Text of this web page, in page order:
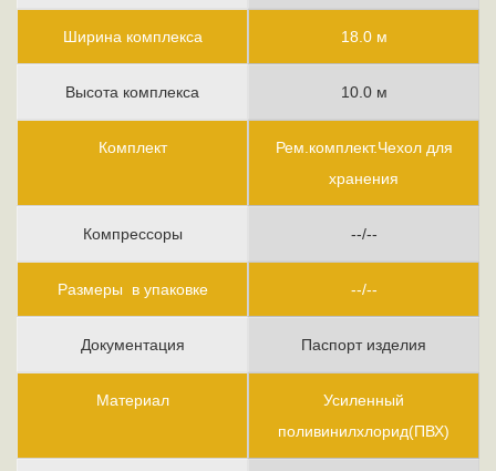
Ширина комплекса
Высота комплекса
Комплект
Компрессоры
Размеры в упаковке
Документация
Материал
18.0 м
10.0 м
Рем.комплект.Чехол для
хранения
--/--
--/--
Паспорт изделия
Усиленный
поливинилхлорид(ПВХ)